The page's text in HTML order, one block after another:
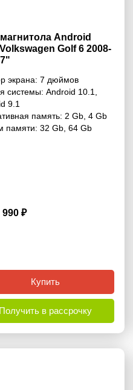
Android
Golf 6 2008-
экрана: 7 дюймов
системы: Android 10.1
9.1
память: 2 Gb 4 Gb
памяти: 32 Gb 64 Gb
990 ₽
Купить
Получить в рассрочку